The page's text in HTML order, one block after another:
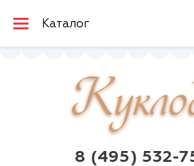
Каталог
8 (495) 532-